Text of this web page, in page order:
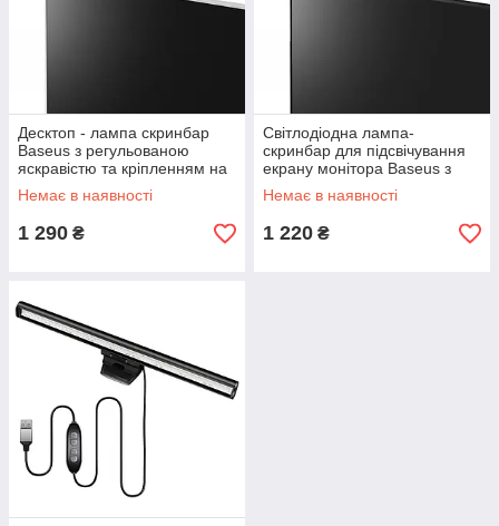
Десктоп - лампа скринбар
Baseus з регульованою
яскравістю та кріпленням на
монітор
Немає в наявності
1 290 ₴
Світлодіодна лампа-
скринбар для підсвічування
екрану монітора Baseus з
регульованою яскравістю
Немає в наявності
1 220 ₴